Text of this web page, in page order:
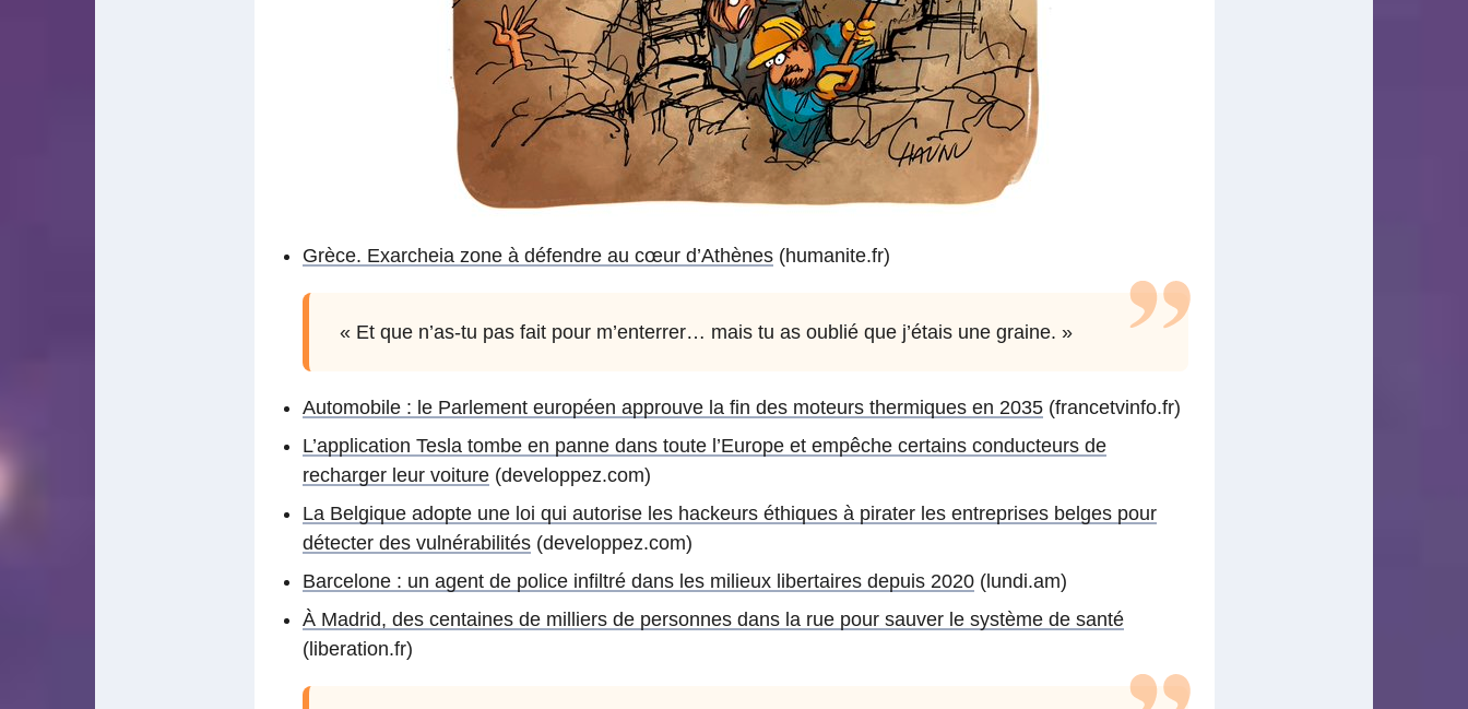
Grèce. Exarcheia zone à défendre au cœur d’Athènes(humanite.fr)
« Et que n’as-tu pas fait pour m’enterrer… mais tu as oublié que j’étais une graine. »
Automobile : le Parlement européen approuve la fin des moteurs thermiques en 2035(francetvinfo.fr)
L’application Tesla tombe en panne dans toute l’Europe et empêche certains conducteurs de
recharger leur voiture(developpez.com)
La Belgique adopte une loi qui autorise les hackeurs éthiques à pirater les entreprises belges pour
détecter des vulnérabilités(developpez.com)
Barcelone : un agent de police infiltré dans les milieux libertaires depuis 2020(lundi.am)
À Madrid, des centaines de milliers de personnes dans la rue pour sauver le système de santé
(liberation.fr)